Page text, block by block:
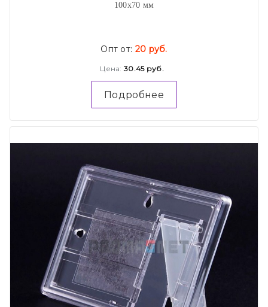
100х70 мм
Опт от: 20 руб.
Цена: 30.45 руб.
Подробнее